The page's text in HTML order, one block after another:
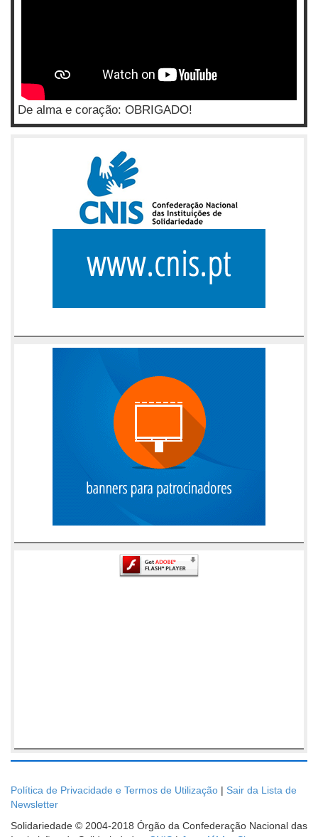
De alma e coração: OBRIGADO!
Política de Privacidade e Termos de Utilização | Sair da Lista de
Newsletter
Solidariedade © 2004-2018 Órgão da Confederação Nacional das